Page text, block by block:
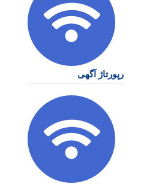
رپورتاژ آگهی